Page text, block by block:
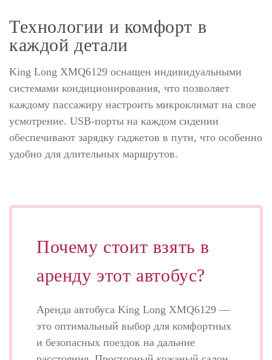
Технологии и комфорт в
каждой детали
King Long XMQ6129 оснащен индивидуальными
системами кондиционирования, что позволяет
каждому пассажиру настроить микроклимат на свое
усмотрение. USB-порты на каждом сидении
обеспечивают зарядку гаджетов в пути, что особенно
удобно для длительных маршрутов.
Почему стоит взять в
аренду этот автобус?
Аренда автобуса King Long XMQ6129 —
это оптимальный выбор для комфортных
и безопасных поездок на дальние